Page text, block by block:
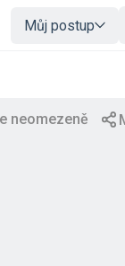
Můj postup